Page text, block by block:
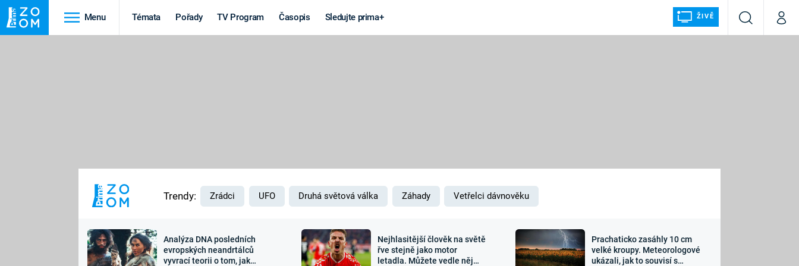
Menu Témata Pořady TV Program Časopis Sledujte prima+ ŽIVĚ
VyhledáváníMůj
MARS
Výročí
Záhady a
Zajímavosti Sledujte nás
Trendy: Zrádci UFO Druhá světová válka Záhady Vetřelci dávnověku
Analýza DNA posledních
evropských neandrtálců
vyvrací teorii o tom, jak
Nejhlasitější člověk na světě
řve stejně jako motor
letadla. Můžete vedle něj
Prachaticko zasáhly 10 cm
velké kroupy. Meteorologové
ukázali, jak to souvisí s